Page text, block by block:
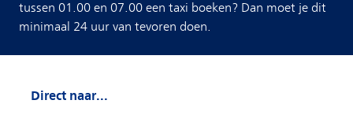
tussen 01.00 en 07.00 een taxi boeken? Dan moet je dit
minimaal 24 uur van tevoren doen. ​
Direct naar...